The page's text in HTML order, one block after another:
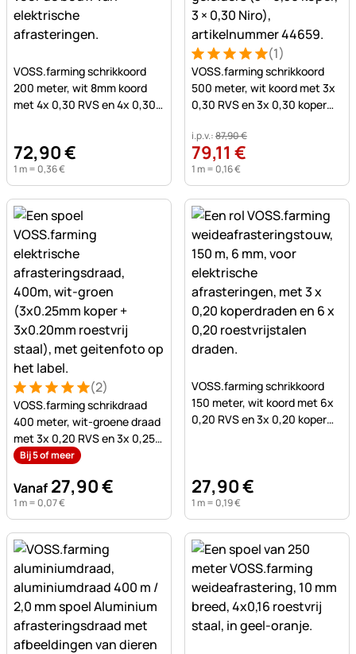
Nog geen beoordelingen geplaatst
VOSS.farming schrikkoord
200 meter, wit 8mm koord
met 4x 0,30 RVS en 4x 0,30
72,90€
1 m = 0,36€
Beoordeling: 5 van 5 (1
1 Bewertung (1)
VOSS.farming schrikkoord
500 meter, wit koord met 3x
0,30 RVS en 3x 0,30 koper
i.p.v.:87,90€
79,11 €
1 m = 0,16€
Beoordeling: 5 van 5 (2 beoordelingen)
2 Bewertungen
(2)
VOSS.farming schrikdraad
400 meter, wit-groene draad
met 3x 0,20 RVS en 3x 0,25
koper geleiders
Bij 5 of meer
Vanaf 27,90€
1 m = 0,07€
VOSS.farming schrikkoord
150 meter, wit koord met 6x
0,20 RVS en 3x 0,20 koper
27,90€
1 m = 0,19€